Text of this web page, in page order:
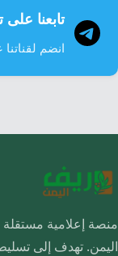
تابعنا على
انضم
منصة إعلامية
اليمن. تهدف إلى تسليط